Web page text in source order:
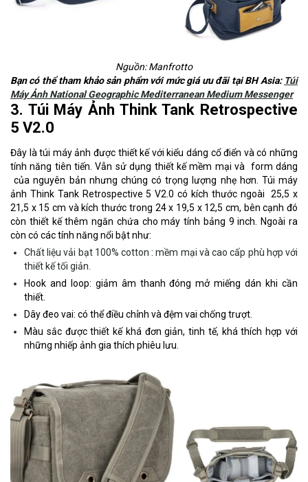
Nguồn: Manfrotto
Bạn có thể tham khảo sản phẩm với mức giá ưu đãi tại BH Asia: Túi
Máy Ảnh National Geographic Mediterranean Medium Messenger
3. Túi Máy Ảnh Think Tank Retrospective
5 V2.0
Đây là túi máy ảnh được thiết kế với kiểu dáng cổ điển và có những
tính năng tiên tiến. Vẫn sử dụng thiết kế mềm mại và form dáng
của nguyên bản nhưng chúng có trọng lượng nhẹ hơn. Túi máy
ảnh Think Tank Retrospective 5 V2.0 có kích thước ngoài 25,5 x
21,5 x 15 cm và kích thước trong 24 x 19,5 x 12,5 cm, bên cạnh đó
còn thiết kế thêm ngăn chứa cho máy tính bảng 9 inch. Ngoài ra
còn có các tính năng nổi bật như:
Chất liệu vải bạt 100% cotton : mềm mại và cao cấp phù hợp với
thiết kế tối giản.
Hook and loop: giảm âm thanh đóng mở miếng dán khi cần
thiết.
Dây đeo vai: có thể điều chỉnh và đệm vai chống trượt.
Màu sắc được thiết kế khá đơn giản, tinh tế, khá thích hợp với
những nhiếp ảnh gia thích phiêu lưu.